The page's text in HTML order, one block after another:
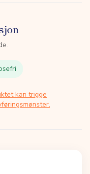
kan trigge